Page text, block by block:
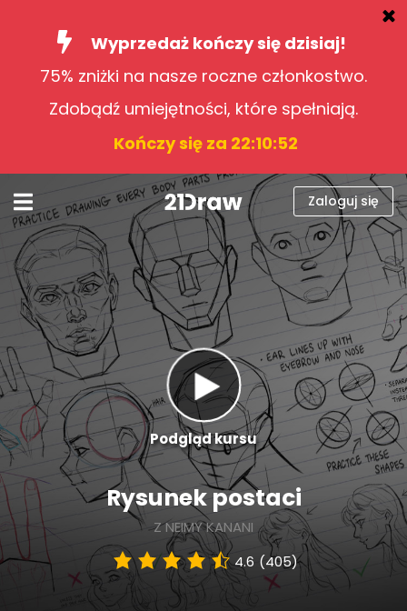
Wyprzedaż kończy się dzisiaj!
75% zniżki na nasze roczne członkostwo.
Zdobądź umiejętności, które spełniają.
Kończy się za 22:10:51
Kursy
Blog
Zaloguj się
Polski
Zaloguj się
Podgląd kursu
Rysunek postaci
Z NEIMY KANANI
4.6 (405)